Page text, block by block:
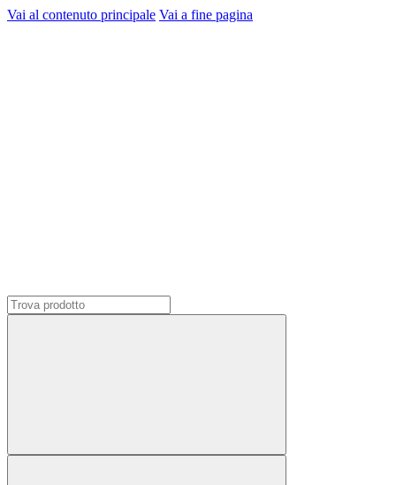
Vai al contenuto principale Vai a fine pagina